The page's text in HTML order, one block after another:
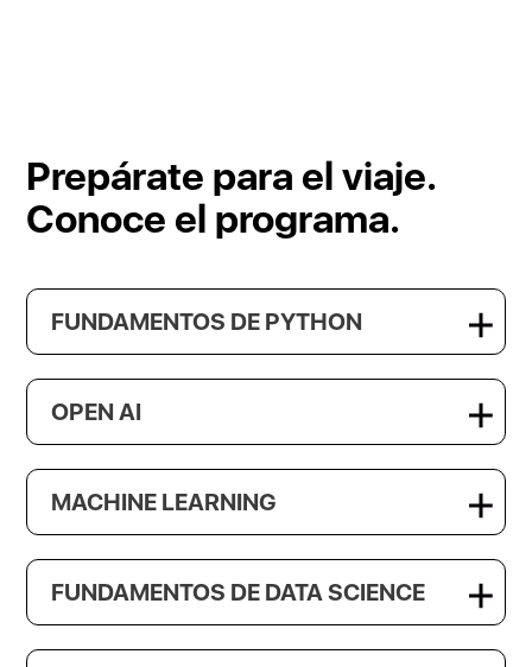
Prepárate para el viaje.
Conoce el programa.
FUNDAMENTOS DE PYTHON
OPEN AI
MACHINE LEARNING
FUNDAMENTOS DE DATA SCIENCE